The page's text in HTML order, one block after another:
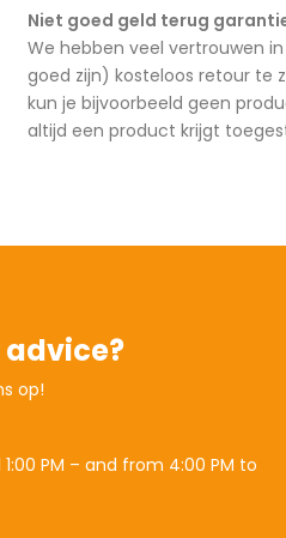
Niet goed geld terug
We hebben veel vertrouwen
goed zijn) kosteloos retour te
kun je bijvoorbeeld geen
altijd een product krijgt
advice?
op!
PM – and from 4:00 PM to